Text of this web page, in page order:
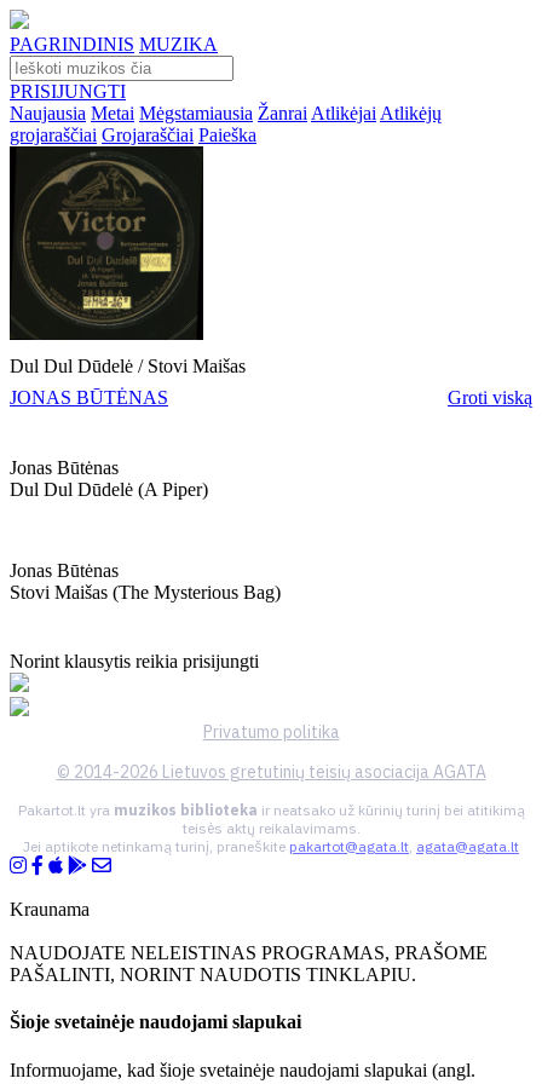
PAGRINDINIS MUZIKA
PRISIJUNGTI
Naujausia Metai Mėgstamiausia Žanrai Atlikėjai Atlikėjų
grojaraščiai Grojaraščiai Paieška
Dul Dul Dūdelė / Stovi Maišas
JONAS BŪTĖNAS
Groti viską
Jonas Būtėnas
Dul Dul Dūdelė (a Piper)
Jonas Būtėnas
Stovi Maišas (the Mysterious Bag)
Norint klausytis reikia prisijungti
Privatumo politika
© 2014-2026 Lietuvos gretutinių teisių asociacija AGATA
Pakartot.lt yra muzikos biblioteka ir neatsako už kūrinių turinį bei atitikimą
teisės aktų reikalavimams.
Jei aptikote netinkamą turinį, praneškite pakartot@agata.lt, agata@agata.lt
Kraunama
NAUDOJATE NELEISTINAS PROGRAMAS, PRAŠOME
PAŠALINTI, NORINT NAUDOTIS TINKLAPIU.
Šioje svetainėje naudojami slapukai
Informuojame, kad šioje svetainėje naudojami slapukai (angl.